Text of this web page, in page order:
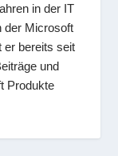
in der IT
der Microsoft
er bereits seit
und
Produkte